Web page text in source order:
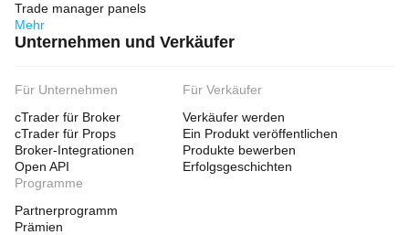
Trade manager panels
Mehr
Unternehmen und Verkäufer
Für Unternehmen
cTrader für Broker
cTrader für Props
Broker-Integrationen
Open API
Für Verkäufer
Verkäufer werden
Ein Produkt veröffentlichen
Produkte bewerben
Erfolgsgeschichten
Programme
Partnerprogramm
Prämien